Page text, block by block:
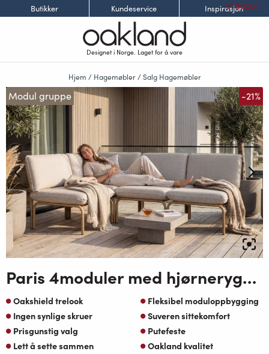
Butikker Kundeservice Inspirasjon
Designet i Norge. Laget for å vare
Hjem / Hagemøbler/Salg Hagemøbler
Modul gruppe -21%
Paris 4moduler med hjørnerygg Teak OakShield Aluminium beige Sunfab pute
Oakshield trelook
Fleksibel moduloppbygging
Ingen synlige skruer
Suveren sittekomfort
Prisgunstig valg
Putefeste
Lett å sette sammen
Oakland kvalitet
UTSOLGT